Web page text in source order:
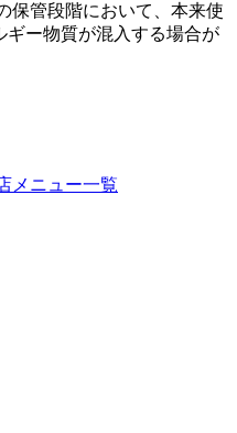
保管段階において、本来使
ギー物質が混入する場合が
メニュー一覧